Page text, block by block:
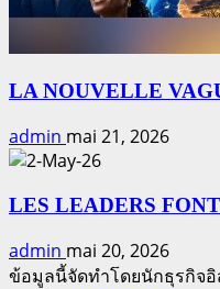
LA NOUVELLE
admin mai 21, 2026
LES LEADERS
admin mai 20, 2026
ข้อมูลนี้จัดทำโดยนักธุรกิจ